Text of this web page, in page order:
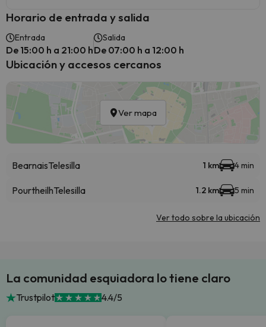
Horario de entrada y salida
Entrada
De 15:00 h a 21:00 h
Salida
De 07:00 h a 12:00 h
Ubicación y accesos cercanos
Ver mapa
BearnaisTelesilla 1 km 4 min
PourtheilhTelesilla 1.2 km 5 min
Ver todo sobre la ubicación
La comunidad esquiadora lo tiene claro
Trustpilot 4.4/5